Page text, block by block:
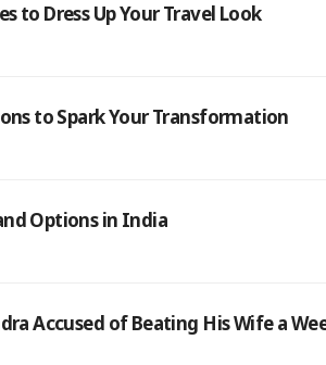
to Dress Up Your Travel Look
to Spark Your Transformation
Options in India
Accused of Beating His Wife a